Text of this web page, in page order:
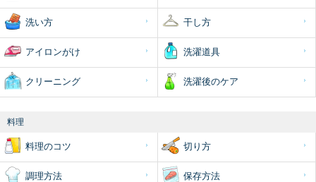
洗い方 干し方
アイロンがけ 洗濯道具
クリーニング 洗濯後のケア
料理
料理のコツ 切り方
調理方法 保存方法